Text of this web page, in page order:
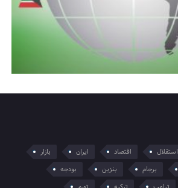
استقلال اقتصاد ایران
بازار
برجام بنزین
بودجه